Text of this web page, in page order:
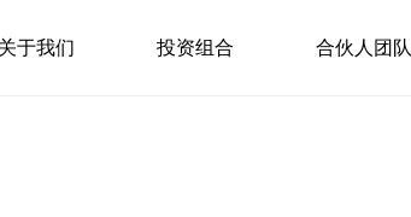
关于我们 投资组合 合伙人团队